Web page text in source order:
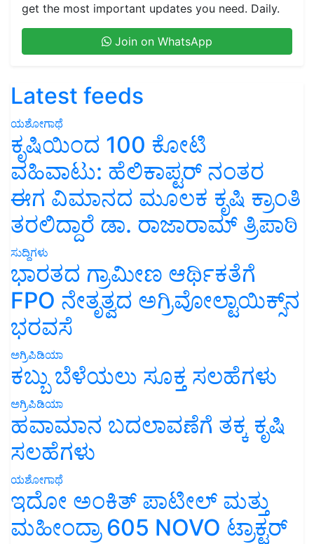
get the most important updates you need. Daily.
Join on WhatsApp
Latest feeds
ಯಶೋಗಾಥೆ
ಕೃಷಿಯಿಂದ 100 ಕೋಟಿ
ವಹಿವಾಟು: ಹೆಲಿಕಾಪ್ಟರ್ ನಂತರ
ಈಗ ವಿಮಾನದ ಮೂಲಕ ಕೃಷಿ ಕ್ರಾಂತಿ
ತರಲಿದ್ದಾರೆ ಡಾ. ರಾಜಾರಾಮ್ ತ್ರಿಪಾಠಿ
ಸುದ್ದಿಗಳು
ಭಾರತದ ಗ್ರಾಮೀಣ ಆರ್ಥಿಕತೆಗೆ
FPO ನೇತೃತ್ವದ ಅಗ್ರಿವೋಲ್ಟಾಯಿಕ್ಸ್‌ನ
ಭರವಸೆ
ಅಗ್ರಿಪಿಡಿಯಾ
ಕಬ್ಬು ಬೆಳೆಯಲು ಸೂಕ್ತ ಸಲಹೆಗಳು
ಅಗ್ರಿಪಿಡಿಯಾ
ಹವಾಮಾನ ಬದಲಾವಣೆಗೆ ತಕ್ಕ ಕೃಷಿ
ಸಲಹೆಗಳು
ಯಶೋಗಾಥೆ
ಇದೋ ಅಂಕಿತ್ ಪಾಟೀಲ್ ಮತ್ತು
ಮಹೀಂದ್ರಾ 605 NOVO ಟ್ರಾಕ್ಟರ್